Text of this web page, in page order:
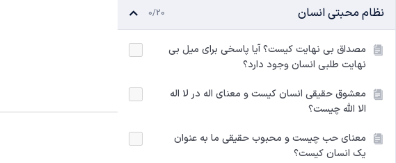
نظام محبتی انسان 0/20
مصداق بی نهایت کیست؟ آیا پاسخی برای میل بی
نهایت طلبی انسان وجود دارد؟
معشوق حقیقی انسان کیست و معنای اله در لا اله
الا الله چیست؟
معنای حب چیست و محبوب حقیقی ما به عنوان
یک انسان کیست؟